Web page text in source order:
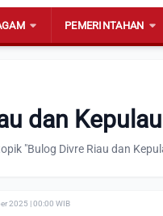
PEMERINTAHAN
dan
"Bulog Divre Riau dan
2025 | 00:00 WIB